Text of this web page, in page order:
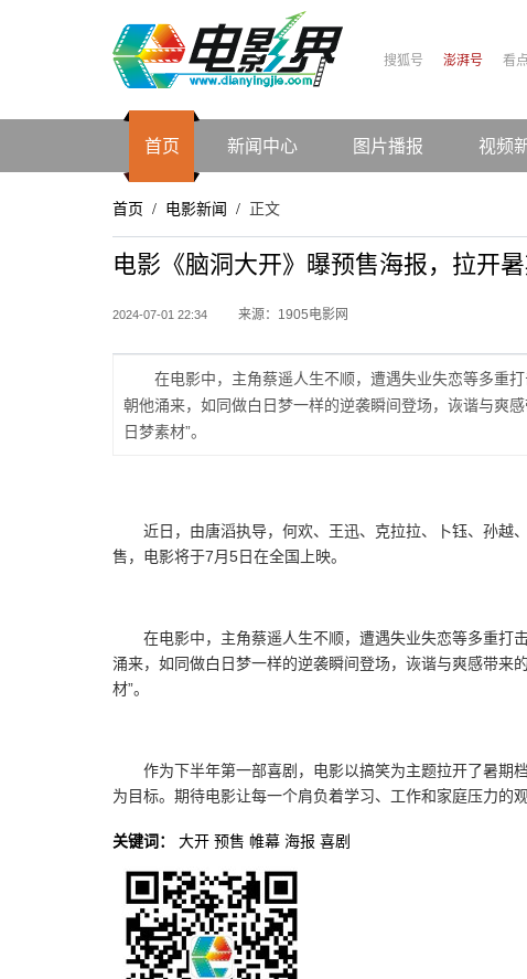
搜狐号 澎湃号 看
首页 新闻中心 图片播报 视频
首页 / 电影新闻 / 正文
电影《脑洞大开》曝预售海报，拉开
2024-07-01 22:34 来源：1905电影网
在电影中，主角蔡遥人生不顺，遭遇失业失恋等多重
朝他涌来，如同做白日梦一样的逆袭瞬间登场，诙谐与爽
日梦素材”。
近日，由唐滔执导，何欢、王迅、克拉拉、卜钰、孙越
售，电影将于7月5日在全国上映。
在电影中，主角蔡遥人生不顺，遭遇失业失恋等多重打
涌来，如同做白日梦一样的逆袭瞬间登场，诙谐与爽感带来
材”。
作为下半年第一部喜剧，电影以搞笑为主题拉开了暑期
为目标。期待电影让每一个肩负着学习、工作和家庭压力的
关键词： 大开 预售 帷幕 海报 喜剧